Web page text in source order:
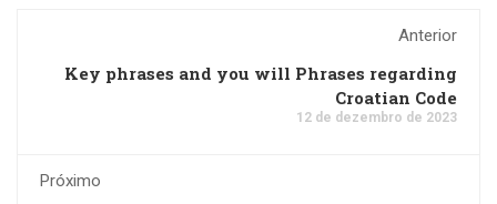
Anterior
Key phrases and you will Phrases regarding
Croatian Code
12 de dezembro de 2023
Próximo